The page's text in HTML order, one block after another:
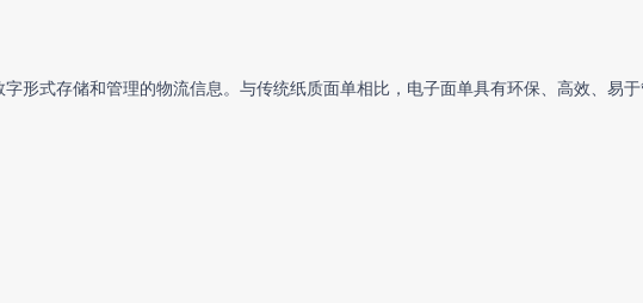
形式存储和管理的物流信息。与传统纸质面单相比，电子面单具有环保、高效、易